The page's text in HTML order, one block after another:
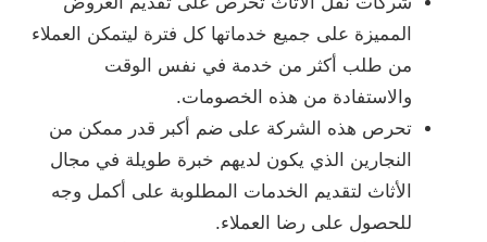
المميزة على جميع خدماتها كل فترة ليتمكن العملاء
من طلب أكثر من خدمة في نفس الوقت
والاستفادة من هذه الخصومات.
تحرص هذه الشركة على ضم أكبر قدر ممكن من
النجارين الذي يكون لديهم خبرة طويلة في مجال
الأثاث لتقديم الخدمات المطلوبة على أكمل وجه
للحصول على رضا العملاء.